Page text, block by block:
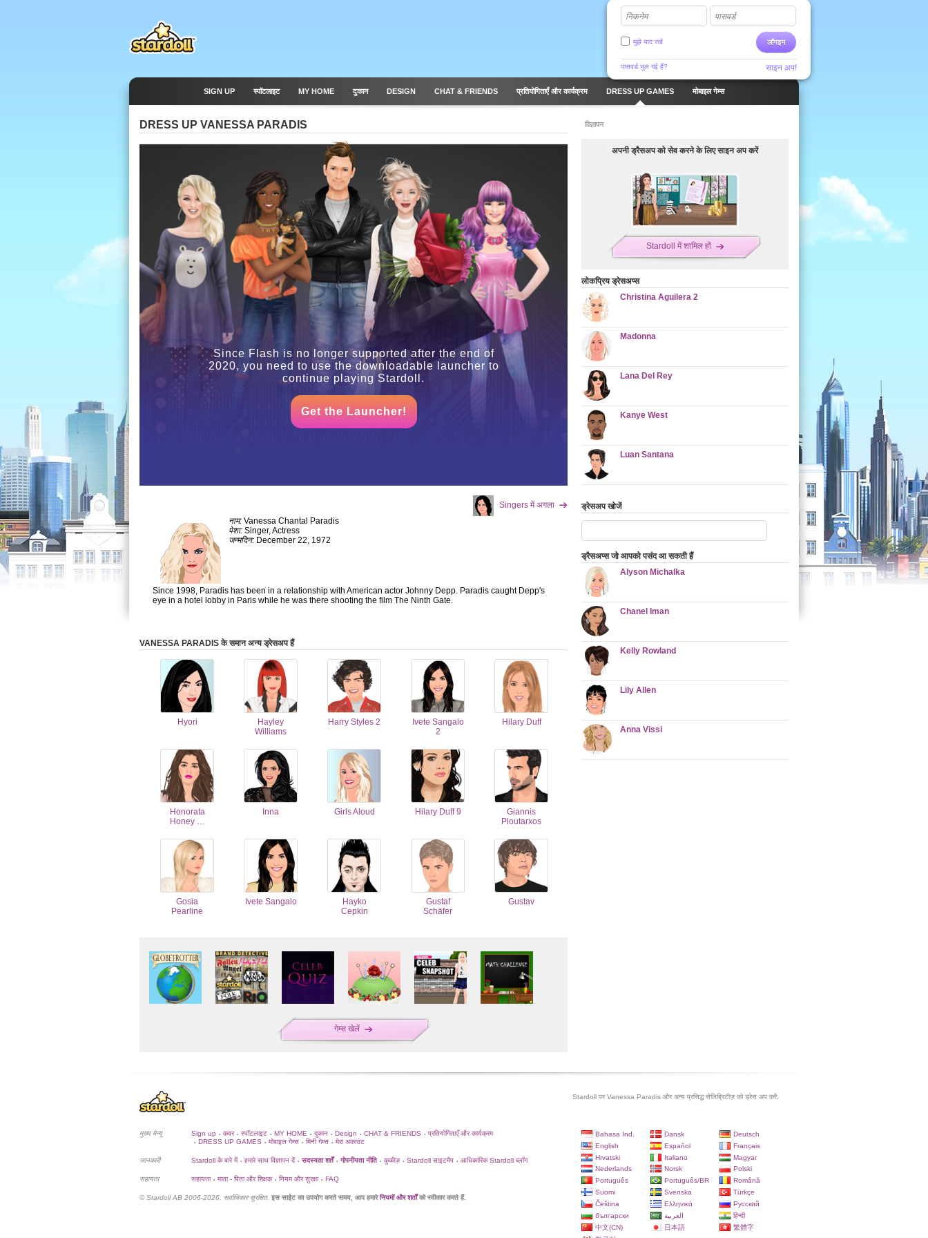
निकनेम पासवर्ड
लॉगइन
मुझे याद रखें
पासवर्ड भूल गई हैं? साइन अप!
SIGN UP स्पॉटलाइट MY HOME दुकान DESIGN CHAT & FRIENDS प्रतियोगिताएँ और कार्यक्रम DRESS UP GAMES मोबाइल गेम्स
DRESS UP VANESSA PARADIS
Since Flash is no longer supported after the end of
2020, you need to use the downloadable launcher to
continue playing Stardoll.
Get the Launcher!
Singers में अगला
नाम: Vanessa Chantal Paradis
पेशा: Singer, Actress
जन्मदिन: December 22, 1972
Since 1998, Paradis has been in a relationship with American actor Johnny Depp. Paradis caught Depp's
eye in a hotel lobby in Paris while he was there shooting the film The Ninth Gate.
VANESSA PARADIS के समान अन्य ड्रेसअप हैं
Hyori
Hayley
Williams
Harry Styles 2
Ivete Sangalo
2
Hilary Duff
Honorata
Honey …
Inna Girls Aloud Hilary Duff 9
Giannis
Ploutarxos
Gosia
Pearline
Ivete Sangalo
Hayko
Cepkin
Gustaf
Schäfer
Gustav
गेम्स खेलें
विज्ञापन
अपनी ड्रैसअप को सेव करने के लिए साइन अप करें
Stardoll में शामिल हों
लोकप्रिय ड्रेसअप्स
Christina Aguilera 2
Madonna
Lana Del Rey
Kanye West
Luan Santana
ड्रेसअप खोजें
ड्रैसअप्स जो आपको पसंद आ सकती हैं
Alyson Michalka
Chanel Iman
Kelly Rowland
Lily Allen
Anna Vissi
Stardoll पर Vanessa Paradis और अन्य प्रसिद्ध सेलिब्रिटीज़ को ड्रेस अप करें.
मुख्य मेन्यू Sign up • कवर • स्पॉटलाइट • MY HOME • दुकान • Design • CHAT & FRIENDS • प्रतियोगिताएँ और कार्यक्रम
• DRESS UP GAMES • मोबाइल गेम्स • मिनी गेम्स • मेरा अकाउंट
जानकारी Stardoll के बारे में • हमारे साथ विज्ञापन दें • सदस्यता शर्तें • गोपनीयता नीति • कुकीज़ • Stardoll साइटमैप • आधिकारिक Stardoll ब्लॉग
सहायता सहायता • माता - पिता और शिक्षक • नियम और सुरक्षा • FAQ
© Stardoll AB 2006-2026. सर्वाधिकार सुरक्षित. इस साईट का उपयोग करते समय, आप हमारेनियमों और शर्तोंको स्वीकार करते हैं.
Bahasa Ind. Dansk
Deutsch
English
Español
Français
Hrvatski
Italiano
Magyar
Nederlands
Norsk
Polski
Português
Português/BR
Română
Suomi
Svenska
Türkçe
Čeština
Ελληνικά
Русский
български
العربية
हिन्दी
中文(CN)
日本語
繁體字